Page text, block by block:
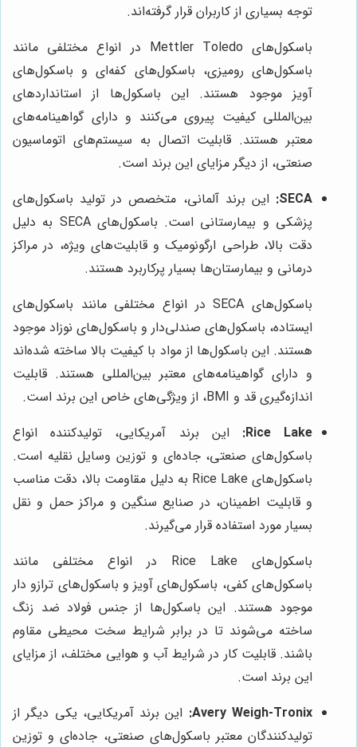
توجه بسیاری از کاربران قرار گرفته‌اند.
باسکول‌های Mettler Toledo در انواع مختلفی مانند
باسکول‌های رومیزی، باسکول‌های کفه‌ای و باسکول‌های
آویز موجود هستند. این باسکول‌ها از استانداردهای
بین‌المللی کیفیت پیروی می‌کنند و دارای گواهینامه‌های
معتبر هستند. قابلیت اتصال به سیستم‌های اتوماسیون
صنعتی، از دیگر مزایای این برند است.
SECA: این برند آلمانی، متخصص در تولید باسکول‌های
پزشکی و بیمارستانی است. باسکول‌های SECA به دلیل
دقت بالا، طراحی ارگونومیک و قابلیت‌های ویژه، در مراکز
درمانی و بیمارستان‌ها بسیار پرکاربرد هستند.
باسکول‌های SECA در انواع مختلفی مانند باسکول‌های
ایستاده، باسکول‌های صندلی‌دار و باسکول‌های نوزاد موجود
هستند. این باسکول‌ها از مواد با کیفیت بالا ساخته شده‌اند
و دارای گواهینامه‌های معتبر بین‌المللی هستند. قابلیت
اندازه‌گیری قد و BMI، از ویژگی‌های خاص این برند است.
Rice Lake:
این برند آمریکایی، تولیدکننده انواع
باسکول‌های صنعتی، جاده‌ای و توزین وسایل نقلیه است.
باسکول‌های Rice Lake به دلیل مقاومت بالا، دقت مناسب
و قابلیت اطمینان، در صنایع سنگین و مراکز حمل و نقل
بسیار مورد استفاده قرار می‌گیرند.
باسکول‌های Rice Lake در انواع مختلفی مانند
باسکول‌های کفی، باسکول‌های آویز و باسکول‌های ترازو دار
موجود هستند. این باسکول‌ها از جنس فولاد ضد زنگ
ساخته می‌شوند تا در برابر شرایط سخت محیطی مقاوم
باشند. قابلیت کار در شرایط آب و هوایی مختلف، از مزایای
این برند است.
Avery Weigh-Tronix: این برند آمریکایی، یکی دیگر از
تولیدکنندگان معتبر باسکول‌های صنعتی، جاده‌ای و توزین